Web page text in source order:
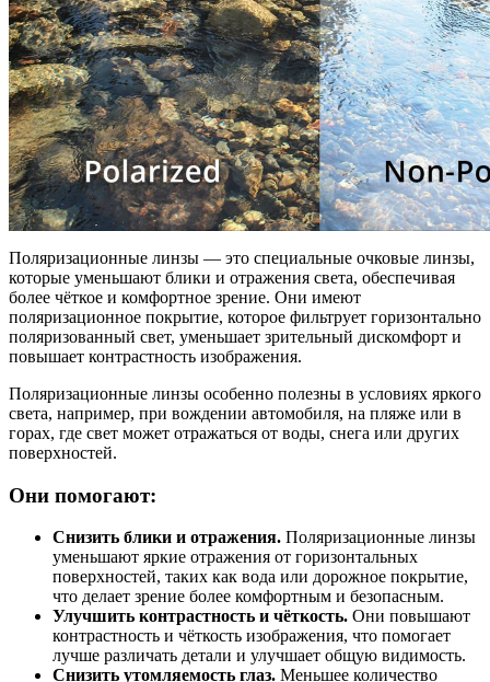
Поляризационные линзы — это специальные очковые линзы,
которые уменьшают блики и отражения света, обеспечивая
более чёткое и комфортное зрение. Они имеют
поляризационное покрытие, которое фильтрует горизонтально
поляризованный свет, уменьшает зрительный дискомфорт и
повышает контрастность изображения.
Поляризационные линзы особенно полезны в условиях яркого
света, например, при вождении автомобиля, на пляже или в
горах, где свет может отражаться от воды, снега или других
поверхностей.
Они помогают:
Снизить блики и отражения. Поляризационные линзы
уменьшают яркие отражения от горизонтальных
поверхностей, таких как вода или дорожное покрытие,
что делает зрение более комфортным и безопасным.
Улучшить контрастность и чёткость. Они повышают
контрастность и чёткость изображения, что помогает
лучше различать детали и улучшает общую видимость.
Снизить утомляемость глаз. Меньшее количество